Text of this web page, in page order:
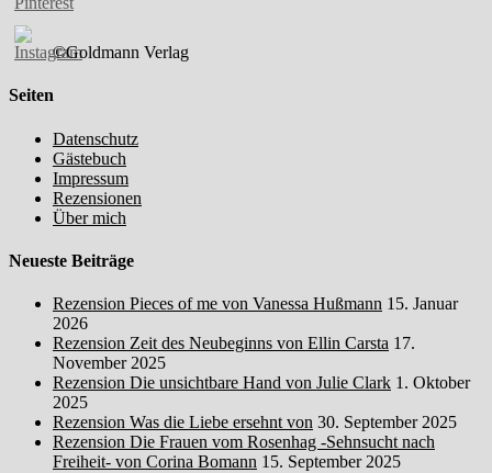
©Goldmann Verlag
Seiten
Datenschutz
Gästebuch
Impressum
Rezensionen
Über mich
Neueste Beiträge
Rezension Pieces of me von Vanessa Hußmann 15. Januar
2026
Rezension Zeit des Neubeginns von Ellin Carsta 17.
November 2025
Rezension Die unsichtbare Hand von Julie Clark 1. Oktober
2025
Rezension Was die Liebe ersehnt von 30. September 2025
Rezension Die Frauen vom Rosenhag -Sehnsucht nach
Freiheit- von Corina Bomann 15. September 2025